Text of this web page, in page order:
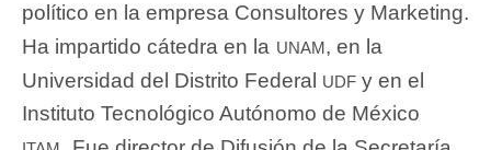
político en la empresa Consultores y Marketing.
Ha impartido cátedra en la unam, en la
Universidad del Distrito Federal udf y en el
Instituto Tecnológico Autónomo de México